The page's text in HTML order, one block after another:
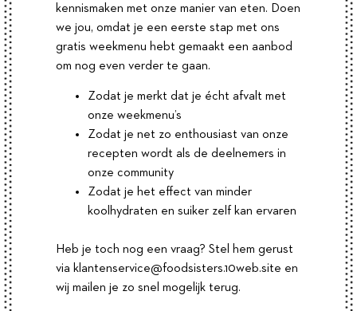
kennismaken met onze manier van eten. Doen
we jou, omdat je een eerste stap met ons
gratis weekmenu hebt gemaakt een aanbod
om nog even verder te gaan.
Zodat je merkt dat je écht afvalt met
onze weekmenu’s
Zodat je net zo enthousiast van onze
recepten wordt als de deelnemers in
onze community
Zodat je het effect van minder
koolhydraten en suiker zelf kan ervaren
Heb je toch nog een vraag? Stel hem gerust
via klantenservice@foodsisters.10web.site en
wij mailen je zo snel mogelijk terug.